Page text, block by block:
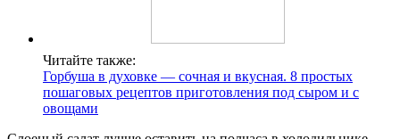
Читайте также:
Горбуша в духовке — сочная и вкусная. 8 простых
пошаговых рецептов приготовления под сыром и с
овощами